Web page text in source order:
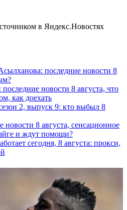
в Яндекс.Новостях
последние новости 8
новости 8 августа, что
как доехать
2, выпуск 9: кто выбыл 8
новости 8 августа, сенсационное
и ждут помощи?
сегодня, 8 августа: прокси,